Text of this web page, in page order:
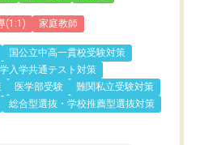
(1:1) 家庭教師
国公立中高一貫校受験対策
入学共通テスト対策
医学部受験
難関私立受験対策
総合型選抜・学校推薦型選抜対策